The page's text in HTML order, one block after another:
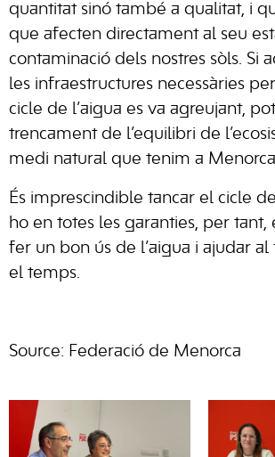
quantitat sinó també a qualitat, i
que afecten directament al seu
contaminació dels nostres sòls. Si
les infraestructures necessàries
cicle de l’aigua es va agreujant,
trencament de l’equilibri de
medi natural que tenim a
És imprescindible tancar el cicle
ho en totes les garanties, per tant,
fer un bon ús de l’aigua i ajudar
el temps.
Source: Federació de Menorca